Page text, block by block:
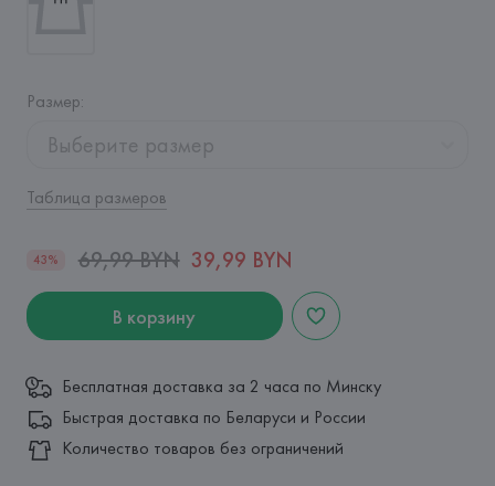
Размер:
Выберите размер
Таблица размеров
43% 69,99 BYN 39,99 BYN
В корзину
Бесплатная доставка за 2 часа по Минску
Быстрая доставка по Беларуси и России
Количество товаров без ограничений